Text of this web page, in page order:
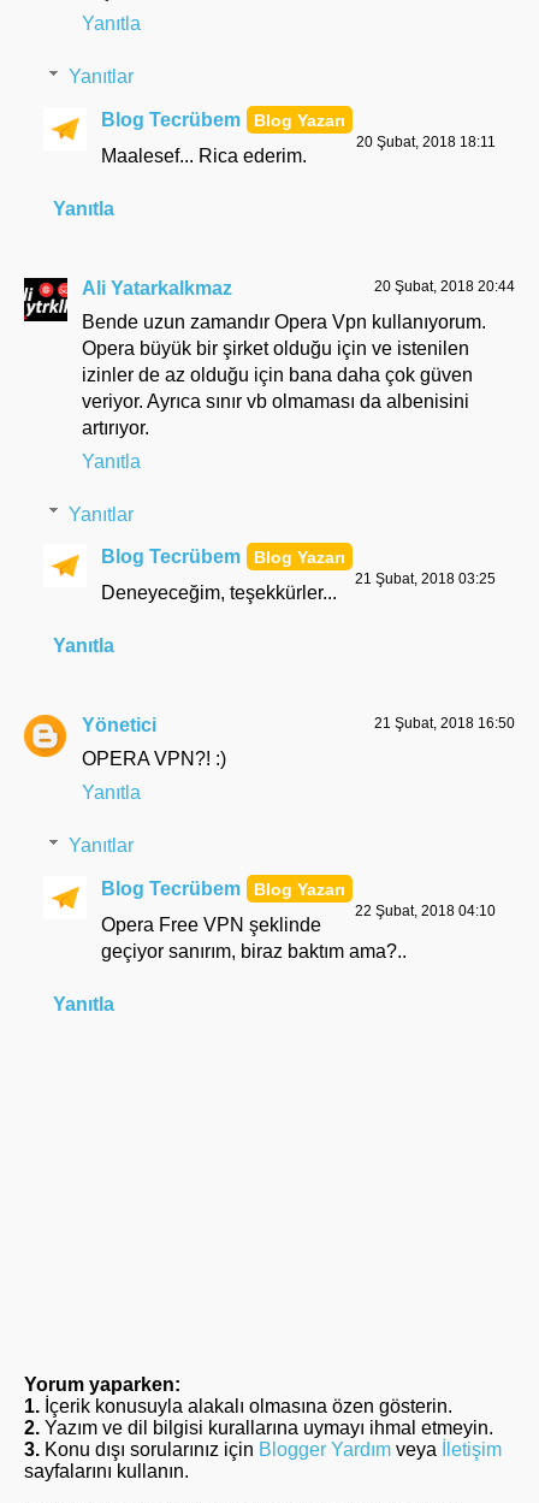
Yanıtla
Yanıtlar
Blog Tecrübem
20 Şubat, 2018 18:11
Maalesef... Rica ederim.
Yanıtla
Ali Yatarkalkmaz 20 Şubat, 2018 20:44
Bende uzun zamandır Opera Vpn kullanıyorum.
Opera büyük bir şirket olduğu için ve istenilen
izinler de az olduğu için bana daha çok güven
veriyor. Ayrıca sınır vb olmaması da albenisini
artırıyor.
Yanıtla
Yanıtlar
Blog Tecrübem
21 Şubat, 2018 03:25
Deneyeceğim, teşekkürler...
Yanıtla
Yönetici 21 Şubat, 2018 16:50
OPERA VPN?! :)
Yanıtla
Yanıtlar
Blog Tecrübem
22 Şubat, 2018 04:10
Opera Free VPN şeklinde
geçiyor sanırım, biraz baktım ama?..
Yanıtla
Yorum yaparken:
1. İçerik konusuyla alakalı olmasına özen gösterin.
2. Yazım ve dil bilgisi kurallarına uymayı ihmal etmeyin.
3. Konu dışı sorularınız için Blogger Yardım veya
İletişim
sayfalarını kullanın.